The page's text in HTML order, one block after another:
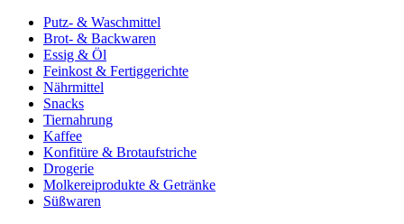
Putz- & Waschmittel
Brot- & Backwaren
Essig & Öl
Feinkost & Fertiggerichte
Nährmittel
Snacks
Tiernahrung
Kaffee
Konfitüre & Brotaufstriche
Drogerie
Molkereiprodukte & Getränke
Süßwaren